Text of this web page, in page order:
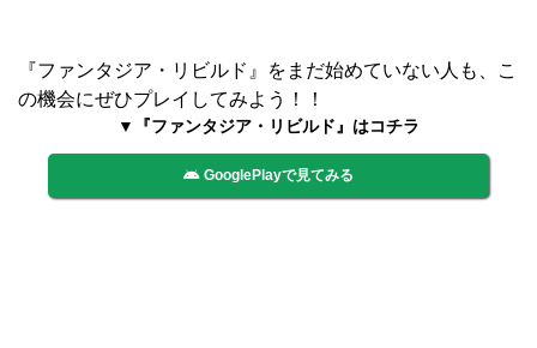
『ファンタジア・リビルド』をまだ始めていない人も、こ
の機会にぜひプレイしてみよう！！
▼『ファンタジア・リビルド』はコチラ
GooglePlayで見てみる